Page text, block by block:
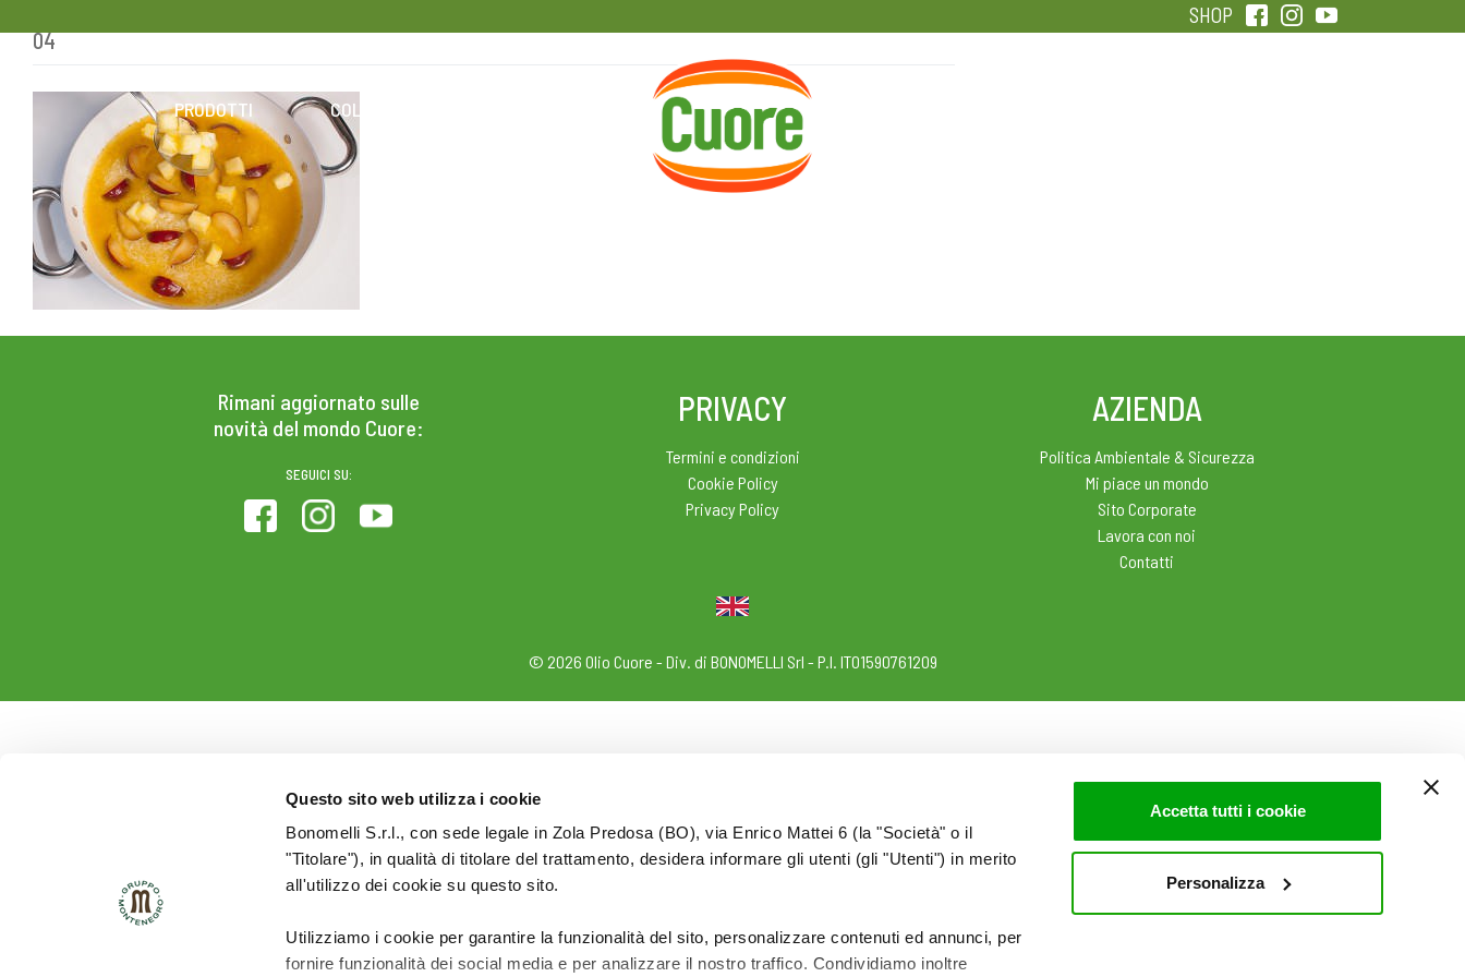
Questo sito web utilizza i cookie
Bonomelli S.r.l., con sede legale in Zola Predosa (BO), via Enrico Mattei 6 (la "Società" o il
"Titolare"), in qualità di titolare del trattamento, desidera informare gli utenti (gli "Utenti") in merito
all'utilizzo dei cookie su questo sito.
Utilizziamo i cookie per garantire la funzionalità del sito, personalizzare contenuti ed annunci, per
fornire funzionalità dei social media e per analizzare il nostro traffico. Condividiamo inoltre
Accetta tutti i cookie
Personalizza
Skip
content
SHOP
PRODOTTI COLESTEROLO
HOME
04
Rimani aggiornato sulle
novità del mondo Cuore:
SEGUICI SU:
PRIVACY
Termini e condizioni
Cookie Policy
Privacy Policy
AZIENDA
Politica Ambientale & Sicurezza
Mi piace un mondo
Sito Corporate
Lavora con noi
Contatti
© 2026 Olio Cuore - Div. di BONOMELLI Srl - P.I. IT01590761209